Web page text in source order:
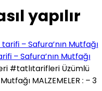
yapılır
– Safura’nın Mutfağı
#tatlıtarifleri Üzümlü
MALZEMELER : – 3